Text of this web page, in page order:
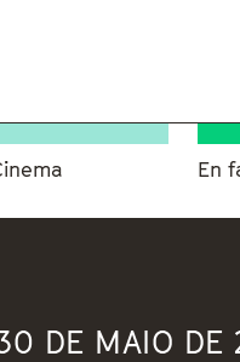
En
DE MAIO DE